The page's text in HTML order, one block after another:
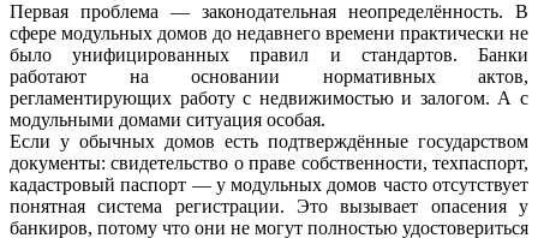
Первая проблема — законодательная неопределённость. В
сфере модульных домов до недавнего времени практически не
было унифицированных правил и стандартов. Банки
работают на основании нормативных актов,
регламентирующих работу с недвижимостью и залогом. А с
модульными домами ситуация особая.
Если у обычных домов есть подтверждённые государством
документы: свидетельство о праве собственности, техпаспорт,
кадастровый паспорт — у модульных домов часто отсутствует
понятная система регистрации. Это вызывает опасения у
банкиров, потому что они не могут полностью удостовериться